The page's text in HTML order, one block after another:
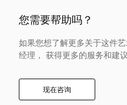
们
联
系
您需要帮助吗？
如果您想了解更多关于这件
经理， 获得更多的服务和建议
现在咨询